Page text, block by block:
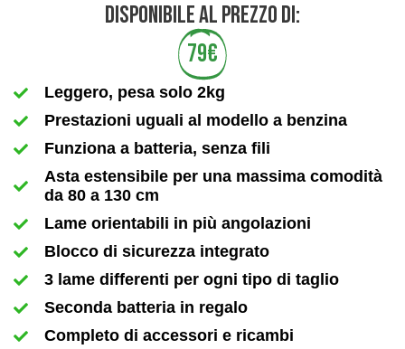
DISPONIBILE AL PREZZO DI:
79€
Leggero, pesa solo 2kg
Prestazioni uguali al modello a benzina
Funziona a batteria, senza fili
Asta estensibile per una massima comodità
da 80 a 130 cm
Lame orientabili in più angolazioni
Blocco di sicurezza integrato
3 lame differenti per ogni tipo di taglio
Seconda batteria in regalo
Completo di accessori e ricambi